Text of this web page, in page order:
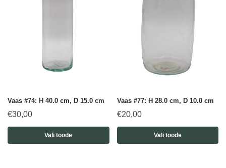
Vaas #74: H 40.0 cm, D 15.0 cm
€30,00
Vali toode
Vaas #77: H 28.0 cm, D 10.0 cm
€20,00
Vali toode